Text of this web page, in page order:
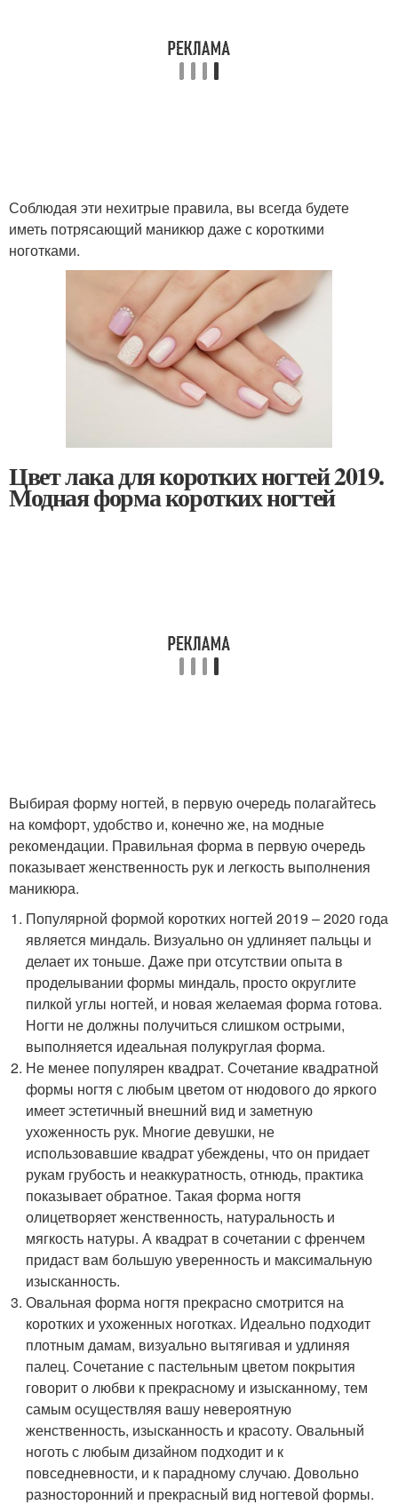
Соблюдая эти нехитрые правила, вы всегда будете
иметь потрясающий маникюр даже с короткими
ноготками.
Цвет лака для коротких ногтей 2019.
Модная форма коротких ногтей
Выбирая форму ногтей, в первую очередь полагайтесь
на комфорт, удобство и, конечно же, на модные
рекомендации. Правильная форма в первую очередь
показывает женственность рук и легкость выполнения
маникюра.
Популярной формой коротких ногтей 2019 – 2020 года
является миндаль. Визуально он удлиняет пальцы и
делает их тоньше. Даже при отсутствии опыта в
проделывании формы миндаль, просто округлите
пилкой углы ногтей, и новая желаемая форма готова.
Ногти не должны получиться слишком острыми,
выполняется идеальная полукруглая форма.
Не менее популярен квадрат. Сочетание квадратной
формы ногтя с любым цветом от нюдового до яркого
имеет эстетичный внешний вид и заметную
ухоженность рук. Многие девушки, не
использовавшие квадрат убеждены, что он придает
рукам грубость и неаккуратность, отнюдь, практика
показывает обратное. Такая форма ногтя
олицетворяет женственность, натуральность и
мягкость натуры. А квадрат в сочетании с френчем
придаст вам большую уверенность и максимальную
изысканность.
Овальная форма ногтя прекрасно смотрится на
коротких и ухоженных ноготках. Идеально подходит
плотным дамам, визуально вытягивая и удлиняя
палец. Сочетание с пастельным цветом покрытия
говорит о любви к прекрасному и изысканному, тем
самым осуществляя вашу невероятную
женственность, изысканность и красоту. Овальный
ноготь с любым дизайном подходит и к
повседневности, и к парадному случаю. Довольно
разносторонний и прекрасный вид ногтевой формы.